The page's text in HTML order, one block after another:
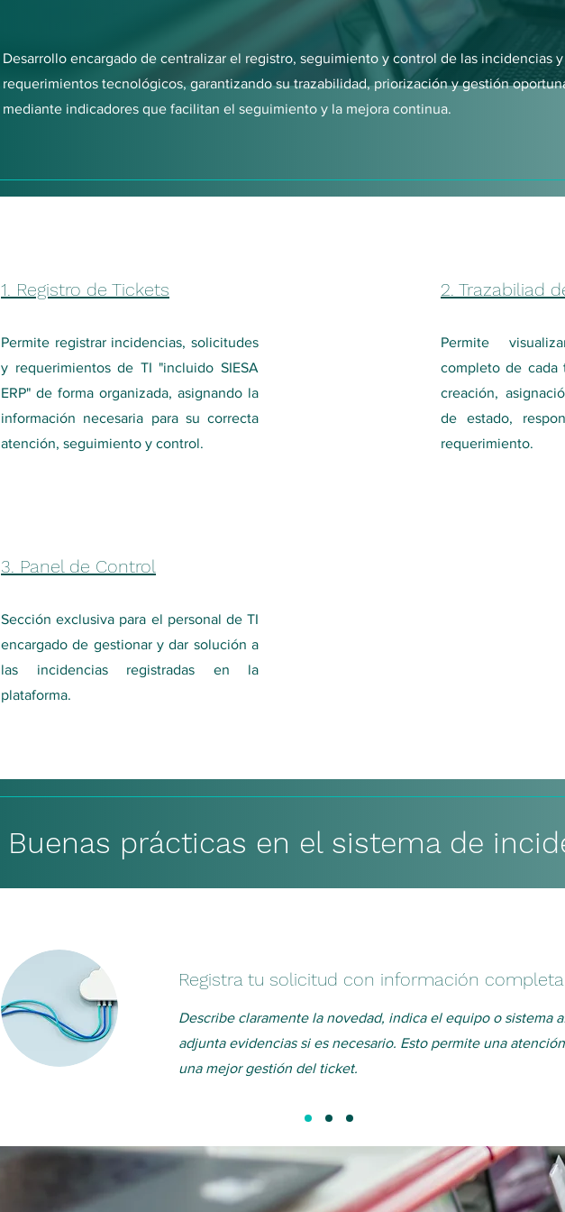
Desarrollo encargado de centralizar el registro, seguimiento y control de las incidencias y
requerimientos tecnológicos, garantizando su trazabilidad, priorización y gestión
mediante indicadores que facilitan el seguimiento y la mejora continua.
1. Registro de Tickets
Permite registrar incidencias, solicitudes
y requerimientos de TI "incluido SIESA
ERP" de forma organizada, asignando la
información necesaria para su correcta
atención, seguimiento y control.
3. Panel de Control
Sección exclusiva para el personal de TI
encargado de gestionar y dar solución a
las incidencias registradas en la
plataforma.
2. Trazabiliad
Permite
completo de cada
creación,
de estado,
requerimiento.
Buenas prácticas en el sistema de
Registra tu solicitud con información completa
Describe claramente la novedad, indica el equipo o sistema
adjunta evidencias si es necesario. Esto permite una
una mejor gestión del ticket.